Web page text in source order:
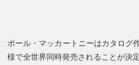
ポール・マッカートニーはカタログ
様で全世界同時発売されることが決